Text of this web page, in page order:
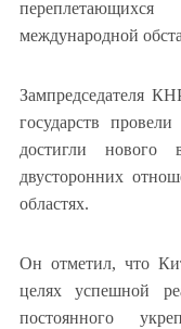
международной
Зампредседателя
государств
достигли нового
двусторонних
областях.
Он отметил, что
целях успешной
постоянного